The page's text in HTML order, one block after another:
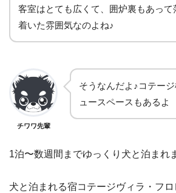
客室はとても広くて、囲炉裏もあって
着いた雰囲気なのよね♪
チワワ先輩
そうなんだよ♪コテー
ュースペースもあるよ
1泊〜数週間までゆっくり犬と泊まれ
犬と泊まれる宿コテージヴィラ・フ